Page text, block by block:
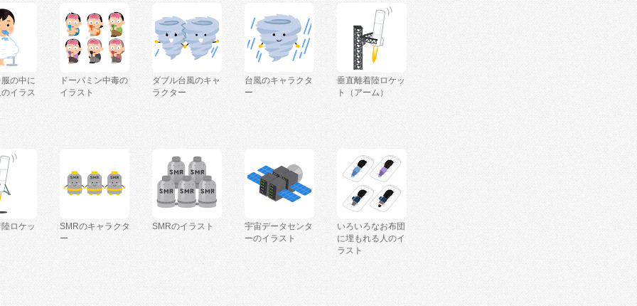
の中に
イラス
ドーパミン中毒の
イラスト
ダブル台風のキャ
ラクター
台風のキャラクタ
ー
垂直離着陸ロケッ
ト（アーム）
ロケッ
SMRのキャラクタ
ー
SMRのイラスト
宇宙データセンタ
ーのイラスト
いろいろなお布団
に埋もれる人のイ
ラスト